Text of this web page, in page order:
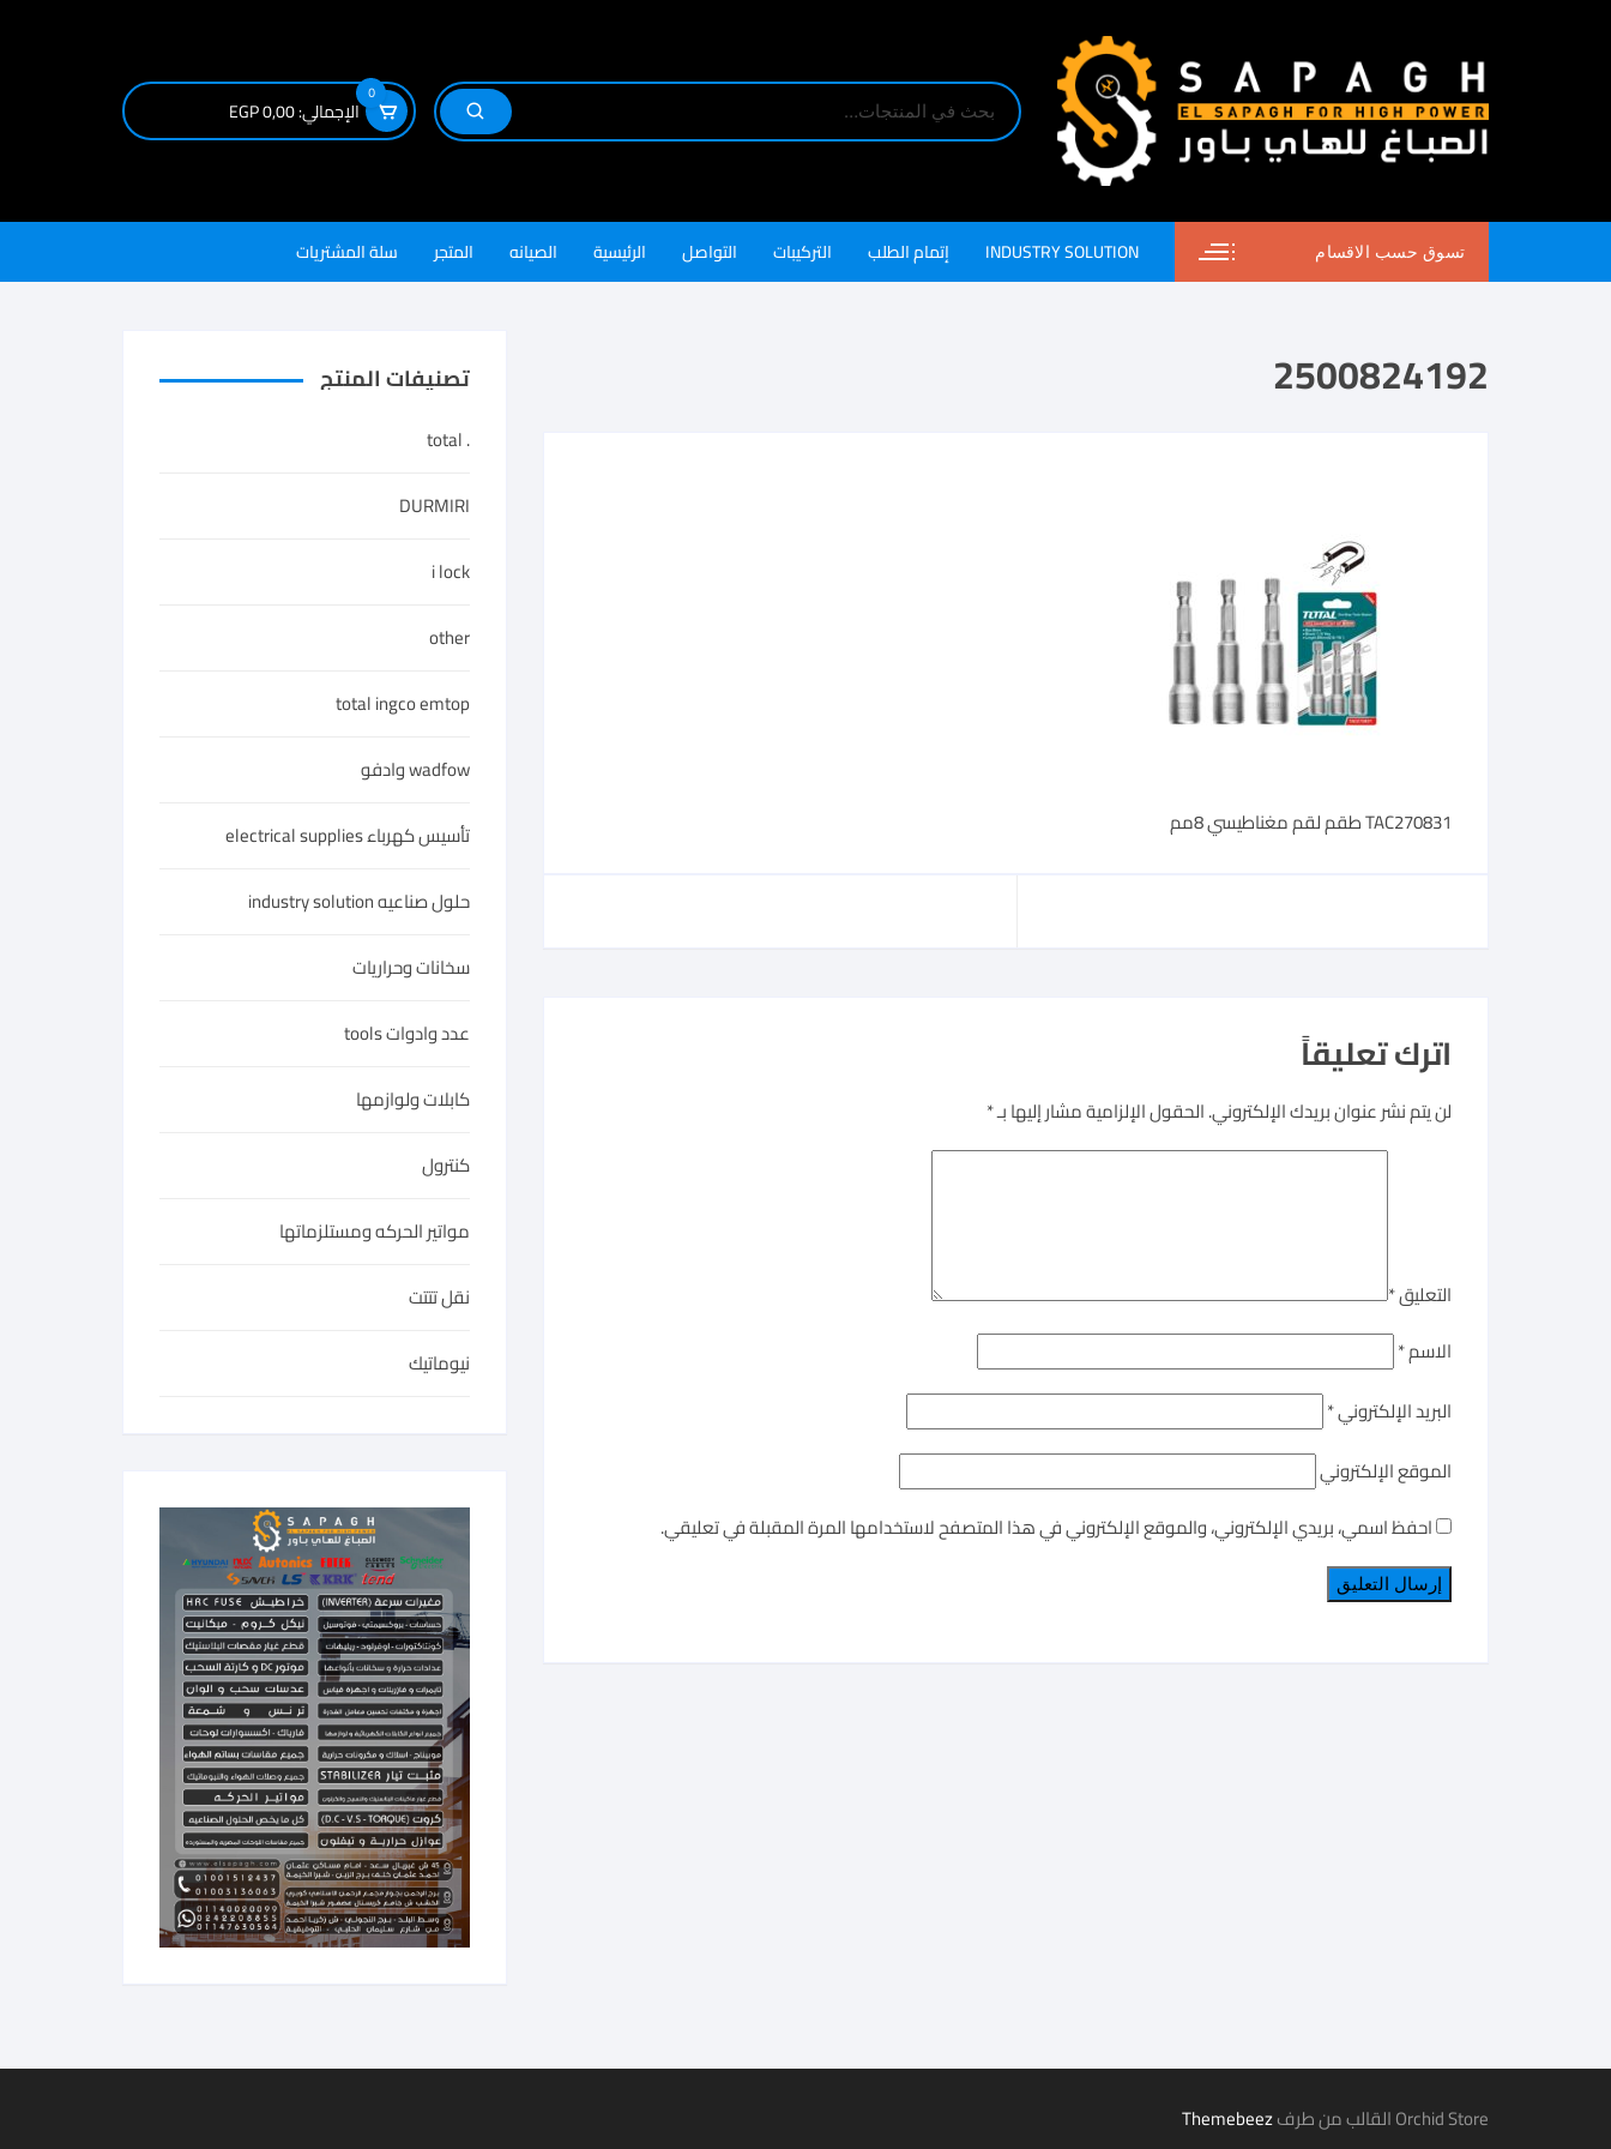
0
الإجمالي:0,00
EGP
تسوق حسب الاقسام INDUSTRY SOLUTION إتمام الطلب التركيبات التواصل الرئيسية الصيانه المتجر سلة المشتريات
2500824192
TAC270831 طقم لقم مغناطيسي 8مم
اترك تعليقاً
لن يتم نشر عنوان بريدك الإلكتروني.الحقول الإلزامية مشار إليها بـ*
التعليق*
الاسم*
البريد الإلكتروني*
الموقع الإلكتروني
احفظ اسمي، بريدي الإلكتروني، والموقع الإلكتروني في هذا المتصفح لاستخدامها المرة المقبلة في تعليقي.
تصنيفات المنتج
. total
DURMIRI
i lock
other
total ingco emtop
wadfow وادفو
تأسيس كهرباء electrical supplies
حلول صناعيه industry solution
سخانات وحراريات
عدد وادوات tools
كابلات ولوازمها
كنترول
مواتير الحركه ومستلزماتها
نقل تتتت
نيوماتيك
Orchid Store القالب من طرف Themebeez